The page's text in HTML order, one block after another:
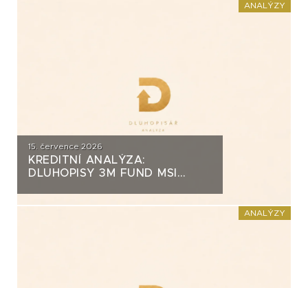
ANALÝZY
15. července 2026
KREDITNÍ ANALÝZA:
DLUHOPISY 3M FUND MSI
ANALÝZY